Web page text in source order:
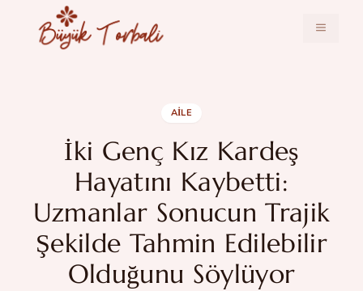
MENÜ
AILE
İki Genç Kız Kardeş
Hayatını Kaybetti:
Uzmanlar Sonucun Trajik
Şekilde Tahmin Edilebilir
Olduğunu Söylüyor